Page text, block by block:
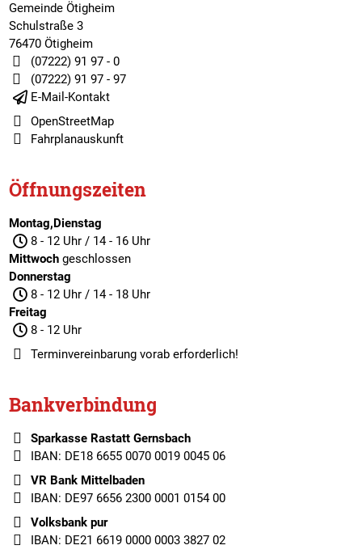
Gemeinde Ötigheim
Schulstraße 3
76470 Ötigheim
(07222) 91 97 - 0
(07222) 91 97 - 97
E-Mail-Kontakt
OpenStreetMap
Fahrplanauskunft
Öffnungszeiten
Montag,Dienstag
8 - 12 Uhr / 14 - 16 Uhr
Mittwochgeschlossen
Donnerstag
8 - 12 Uhr / 14 - 18 Uhr
Freitag
8 - 12 Uhr
Terminvereinbarungvorab erforderlich!
Bankverbindung
Sparkasse Rastatt Gernsbach
IBAN: DE18 6655 0070 0019 0045 06
VR Bank Mittelbaden
IBAN: DE97 6656 2300 0001 0154 00
Volksbank pur
IBAN: DE21 6619 0000 0003 3827 02